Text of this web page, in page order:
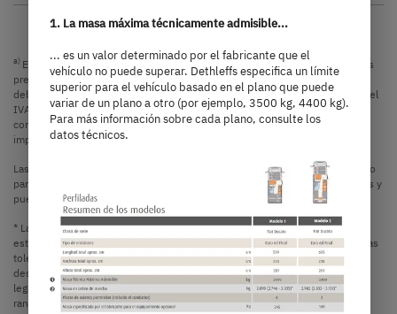
a) Es una recomendación de precios no vinculantes en EURO, basada en los
precios de venta españoles. Los precios en otros países pueden diferir
debido a la conversión de la moneda, el equipamiento específico del país, el
IVA, las tasas, los costes de transporte y los aranceles de importación. Su
concesionario oficial estará encantado de informarle sobre los precios,
impuestos y tasas aplicables en su país.
Las imágenes, que se muestran en este configurador de vehículos, son sólo
para fines ilustrativos. Pueden proceder de otros modelos o equipamientos y
pueden diferir.
* La masa en orden de marcha indicada hace referencia a un valor estándar
establecido durante el procedimiento de homologación de tipo. Debido a las
tolerancias de fabricación, la masa pesada real en orden de marcha puede
desviarse del valor indicado anteriormente. Se admiten y permiten
legalmente desviaciones de hasta ±5 % de la masa en orden de marcha. El
rango admisible en kilogramos se indica entre paréntesis tras la masa en
1. La masa máxima técnicamente admisible...
... es un valor determinado por el fabricante que el
vehículo no puede superar. Dethleffs especifica un límite
superior para el vehículo basado en el plano que puede
variar de un plano a otro (por ejemplo, 3500 kg, 4400 kg).
Para más información sobre cada plano, consulte los
datos técnicos.